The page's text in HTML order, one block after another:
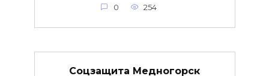
0 254
Соцзащита Медногорск